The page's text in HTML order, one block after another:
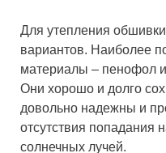
Для утепления
вариантов. Наиболее
материалы – пенофол
Они хорошо и долго
довольно надежны и
отсутствия попадания
солнечных лучей.